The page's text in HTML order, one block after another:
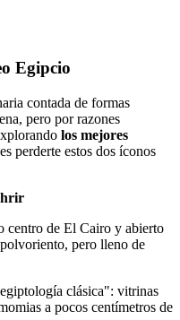
Egipcio
contada de formas
pero por razones
los mejores
perderte estos dos íconos
centro de El Cairo y abierto
pero lleno de
clásica": vitrinas
a pocos centímetros de